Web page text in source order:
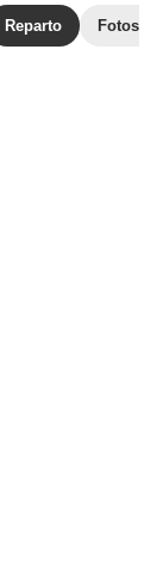
Reparto Fotos